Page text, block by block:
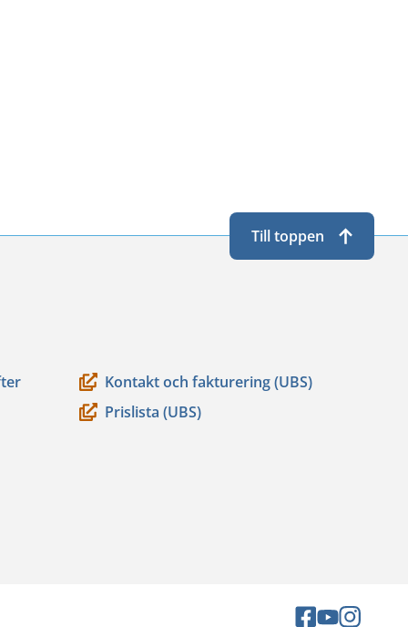
Kontakt och fakturering (UBS)
Prislista (UBS)
Sociala
Sociala
Sociala
Till toppen